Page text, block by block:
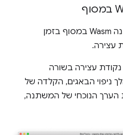
עכשיו אפשר להעריך משתנה Wasm במסוף בזמן
עצירה.
נקודת עצירה בשורה
ניפוי הבאגים, הקלדה של
הערך הנוכחי של המשתנה,